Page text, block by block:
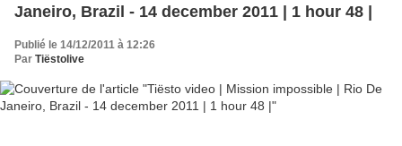
Janeiro, Brazil - 14 december 2011 | 1 hour 48 |
Publié le 14/12/2011 à 12:26
Par Tiëstolive